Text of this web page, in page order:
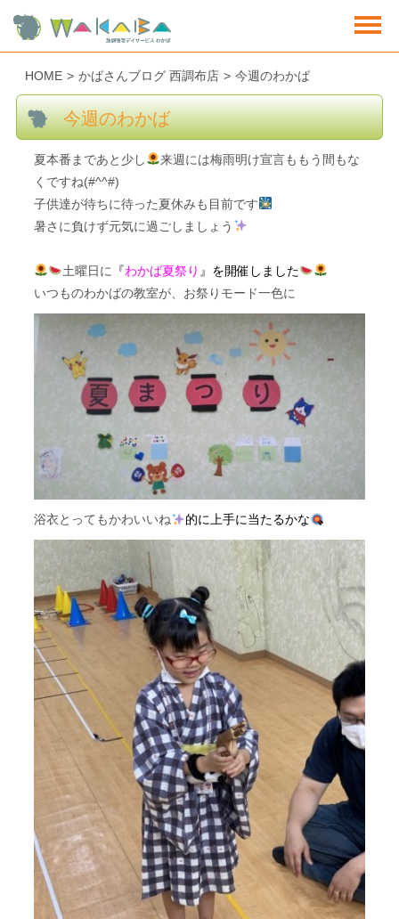
HOME > かばさんブログ 西調布店 > 今週のわかば
今週のわかば
夏本番まであと少し
来週には梅雨明け宣言ももう間もな
くですね(#^^#)
子供達が待ちに待った夏休みも目前です
暑さに負けず元気に過ごしましょう
土曜日に 『わかば夏祭り 』を開催しました
いつものわかばの教室が、お祭りモード一色に
浴衣とってもかわいいね 的に上手に当たるかな